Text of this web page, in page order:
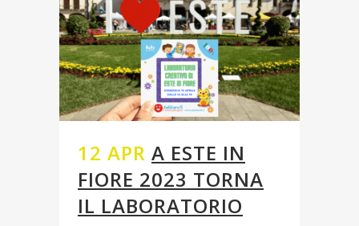
12 APR A ESTE IN
FIORE 2023 TORNA
IL LABORATORIO